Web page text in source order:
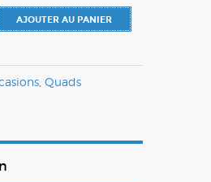
AJOUTER AU PANIER
, Quads